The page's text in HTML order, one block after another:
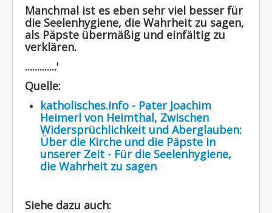
Manchmal ist es eben sehr viel besser für
die Seelenhygiene, die Wahrheit zu sagen,
als Päpste übermäßig und einfältig zu
verklären.
.............'
Quelle:
katholisches.info - Pater Joachim
Heimerl von Heimthal, Zwischen
Widersprüchlichkeit und Aberglauben:
Über die Kirche und die Päpste in
unserer Zeit - Für die Seelenhygiene,
die Wahrheit zu sagen
Siehe dazu auch: